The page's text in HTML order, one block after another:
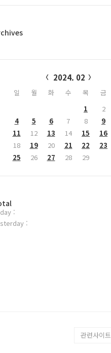
2024. 02
일 월 화 수 목 금
1
2
4
5 6 7 8 9
11
12 13 14 15 16
18
19 20 21 22 23
25
26 27 28 29
:
:
관련사이트